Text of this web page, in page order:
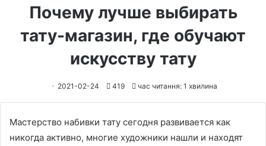
Почему лучше выбирать
тату-магазин, где обучают
искусству тату
2021-02-24 419 час читання: 1 хвилина
Мастерство набивки тату сегодня развивается как
никогда активно, многие художники нашли и находят